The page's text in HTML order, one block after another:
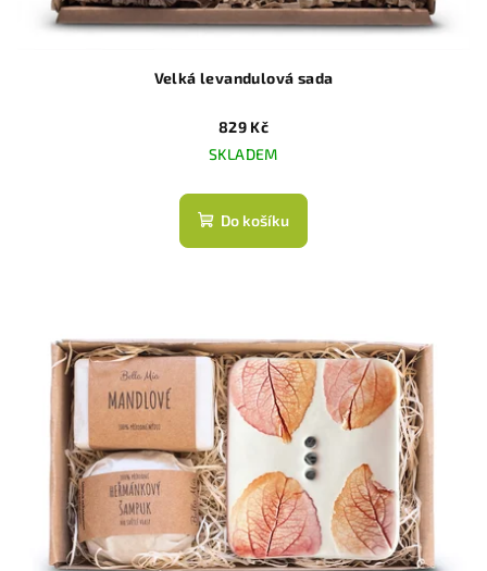
Velká levandulová sada
829 Kč
SKLADEM
Do košíku